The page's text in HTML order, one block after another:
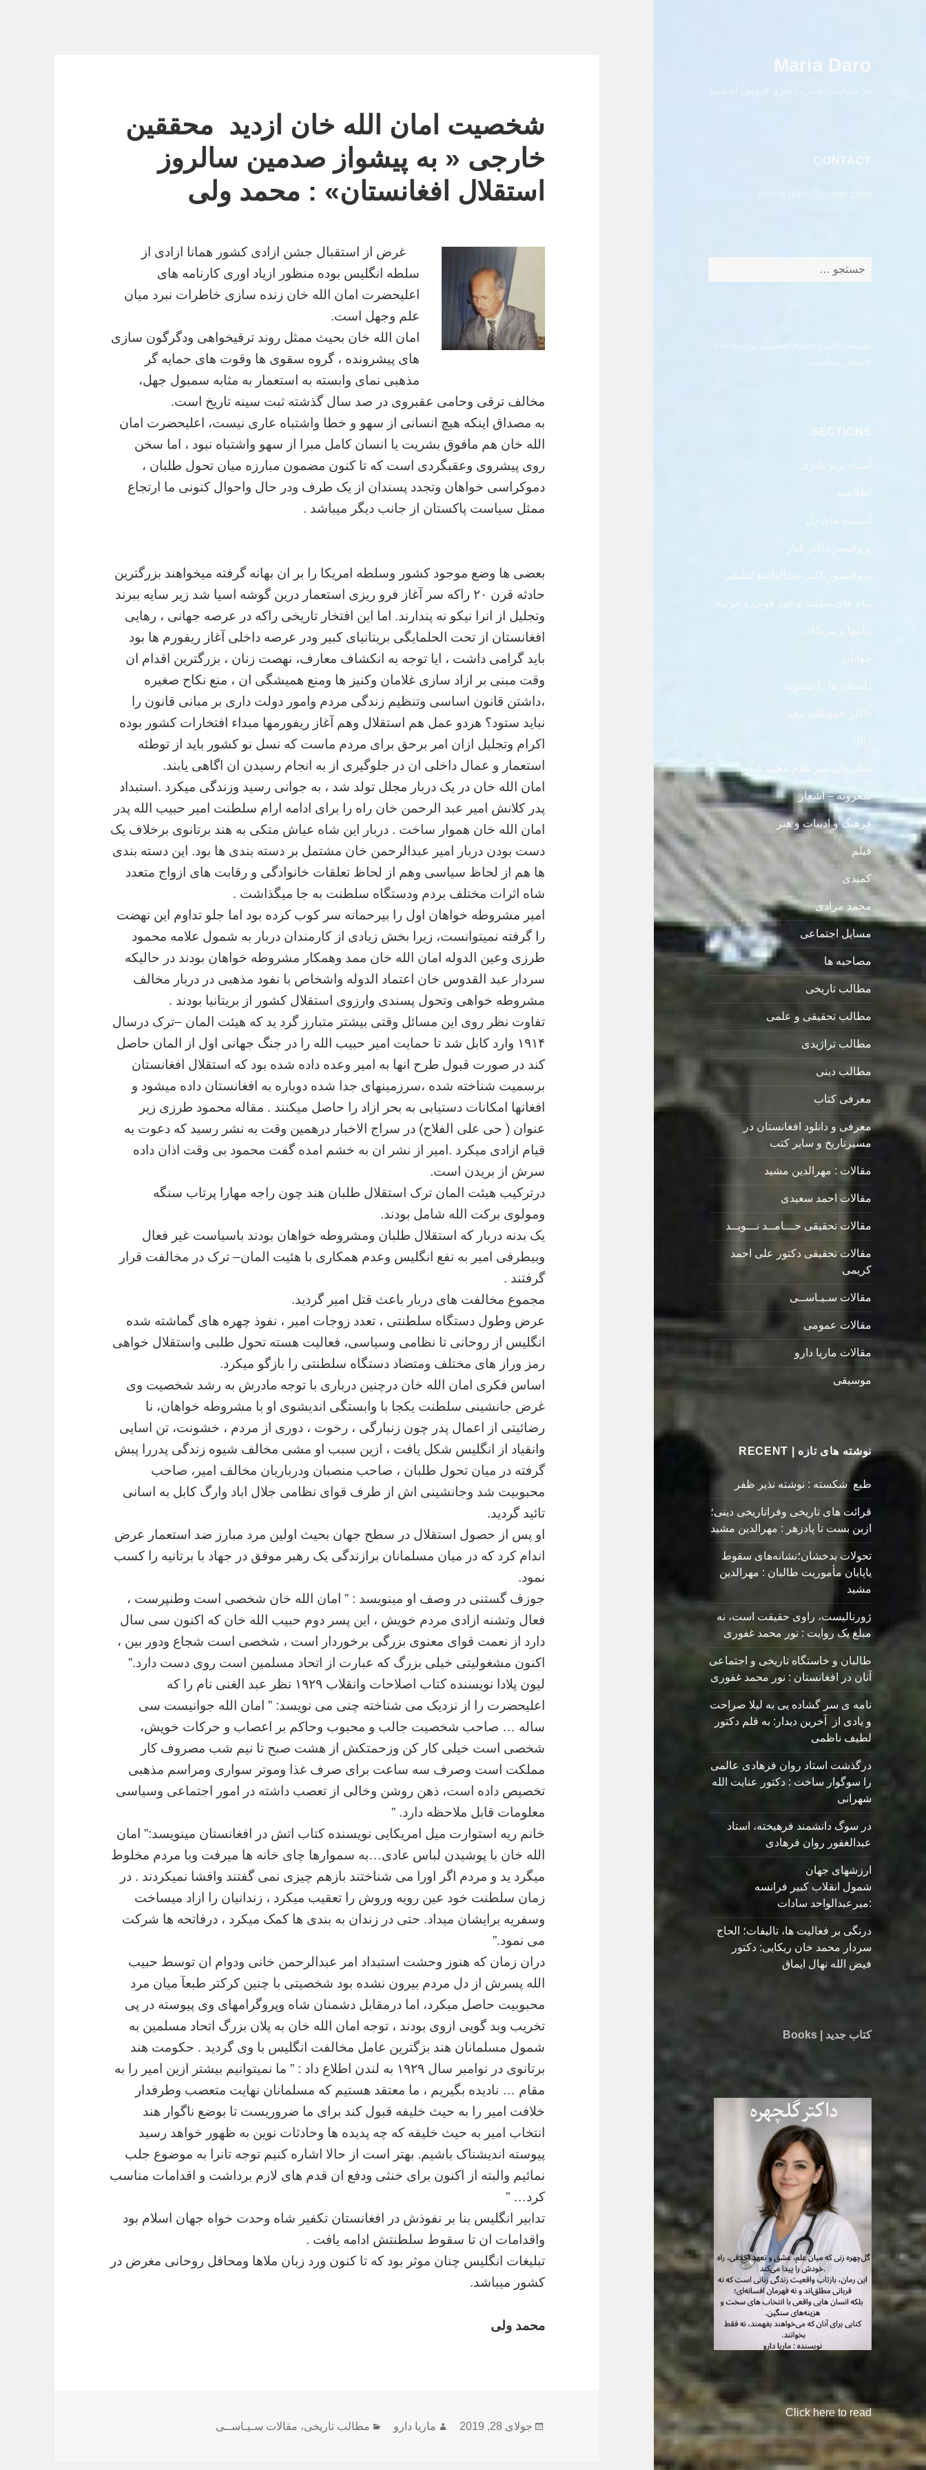
Maria Daro
در سـایـت مـاریـا دارو خـوش آمـدیـد
CONTACT
برای:
نویسندگان محترم مسؤل نوشته های
SECTIONS
استاد پرتو نادری
اطلاعیه
اندیشه های دل
پروفیسر داکتر غبار
پروفیسورداکتر عبدالواسع لطیفی
پیام های سلیت و خبر فوتی و مرثیه
پیامها و تبریکات
جوانان
داستان ها را بشنوید
داکتر حمیدالله مفید
زنان
شادروان میر غلام محمد غبار
شعرونه – اشعار
فرهنگ و ادبیات و هنر
فیلم
کمیدی
محمد مرادی
مسایل اجتماعی
مصاحبه ها
مطالب تاریخی
مطالب تحقیقی و علمی
مطالب تراژیدی
مطالب دینی
معرفی کتاب
معرفی و دانلود افغانستان در
مسیرتاریخ و سایر کتب
مقالات : مهرالدین مشید
مقالات احمد سعیدی
مقالات تحقیقی حـــامــد نـــویــد
مقالات تحقیقی دکتور علی احمد
کریمی
مقالات سـیـاســی
مقالات عمومی
مقالات ماریا دارو
موسیقی
نوشته های تازه | RECENT
طبع شکسته : نوشته نذیر ظفر
قرائت های تاریخی وفراتاریخی دینی؛
ازبن بست تا پادزهر : مهرالدین مشید
تحولات بدخشان؛نشانه‌های سقوط
یاپایان مأموریت طالبان : مهرالدین
مشید
ژورنالیست، راوی حقیقت است، نه
مبلغ یک روایت : نور محمد غفوری
طالبان و خاستگاه تاریخی و اجتماعی
آنان در افغانستان : نور محمد غفوری
نامه ی سر گشاده يی به ليلا صراحت
و یادی از آخرین دیدار: به قلم دکتور
لطیف ناظمی
درگذشت استاد روان فرهادی عالمی
را سوگوار ساخت : دکتور عنایت الله
شهرانی
در سوگ دانشمند فرهیخته، استاد
عبدالغفور روان فرهادی
ارزشهای جهان
شمول انقلاب کبیر فرانسه
:میرعبدالواحد سادات
درنگی بر فعالیت ها، تالیفات؛ الحاج
سردار محمد خان ریکایی: دکتور
فیض الله نهال ایماق
کتاب جدید | Books
Click here to read
شخصیت‌ امان الله خان ازدید محققین
خارجی « به پیشواز صدمین سالروز
استقلال افغانستان» : محمد ولی
غرض از استقبال جشن ازادی کشور همانا ازادی از
سلطه انگلیس بوده منظور ازیاد اوری کارنامه های
اعلیحضرت امان الله خان زنده سازی خاطرات نبرد میان
علم وجهل است.
امان
الله خان بحیث ممثل روند ترقیخواهی ودگرگون سازی
های پیشرونده ، گروه سقوی ها وقوت های حمایه گر
مذهبی نمای وابسته به استعمار به مثابه سمبول جهل،
مخالف ترقی وحامی عقبروی در صد سال گذشته ثبت سینه تاریخ است.
به مصداق اینکه هیچ انسانی از سهو و خطا واشتباه عاری نیست، اعلیحضرت امان
الله خان هم مافوق بشریت یا انسان کامل مبرا از سهو واشتباه نبود ، اما سخن
روی پیشروی وعقبگردی است که تا کنون مضمون مبارزه میان تحول طلبان ،
دموکراسی خواهان وتجدد پسندان از یک طرف ودر حال واحوال کنونی ما ارتجاع
ممثل سیاست پاکستان از جانب دیگر میباشد .
بعضی ها وضع موجود کشور وسلطه امریکا را بر ان بهانه گرفته میخواهند بزرگترین
حادثه قرن ۲۰ راکه سر آغاز فرو ریزی استعمار درین گوشه اسیا شد زیر سایه ببرند
وتجلیل از انرا نیکو نه پندارند. اما این افتخار تاریخی راکه در عرصه جهانی ، رهایی
افغانستان از تحت الحلمایگی بریتانیای کبیر ودر عرصه داخلی آغاز ریفورم ها بود
باید گرامی داشت ، ایا توجه به انکشاف معارف، نهصت زنان ، بزرگترین اقدام ان
وقت مبنی بر ازاد سازی غلامان وکنیز ها ومنع همیشگی ان ، منع نکاح صغیره
،داشتن قانون اساسی وتنظیم زندگی مردم وامور دولت داری بر مبانی قانون را
نباید ستود؟ هردو عمل هم استقلال وهم آغاز ریفورمها مبداء افتخارات کشور بوده
اکرام وتجلیل ازان امر برحق برای مردم ماست که نسل نو کشور باید از توطئه
استعمار و عمال داخلی ان در جلوگیری از به انجام رسیدن ان اگاهی یابند.
امان
الله خان در یک دربار مجلل تولد شد ، به جوانی رسید وزندگی میکرد . استبداد
پدر کلانش امیر عبد الرحمن خان راه را برای ادامه ارام سلطنت امیر حبیب الله پدر
امان
الله خان هموار ساخت .دربار این شاه عیاش متکی به هند برتانوی برخلاف یک
دست بودن دربار امیر عبدالرحمن خان مشتمل بر دسته بندی ها بود. این دسته بندی
ها هم از لحاظ سیاسی وهم از لحاظ تعلقات خانوادگی و رقابت های ازواج متعدد
شاه اثرات مختلف بردم ودستگاه سلطنت به جا میگذاشت .
امیر مشروطه خواهان اول را بیرحمانه سر کوب کرده بود اما جلو تداوم این نهضت
را
گرفته نمیتوانست، زیرا بخش زیادی از کارمندان دربار به شمول علامه محمود
طرزی وعین الدوله امان الله خان ممد وهمکار مشروطه خواهان بودند در حالیکه
سردار عبد القدوس خان اعتماد الدوله واشخاص با نفود مذهبی در دربار مخالف
مشروطه خواهی وتحول پسندی وارزوی استقلال کشور از بریتانیا بودند .
تفاوت نظر روی این مسائل وقتی بیشتر متبارز گرد ید که هیئت المان –ترک درسال
۱۹۱۴ وارد کابل شد تا حمایت امیر حبیب الله را در جنگ جهانی اول از المان حاصل
کند در صورت قبول طرح انها به امیر وعده داده شده بود که استقلال افغانستان
برسمیت شناخته شده ،سرزمینهای جدا شده دوباره به افغانستان داده میشود و
افغانها امکانات دستیابی به بحر ازاد را حاصل میکنند . مقاله محمود طرزی زیر
عنوان ( حی علی الفلاح)در سراج الاخبار درهمین وقت به نشر رسید که دعوت به
قیام ازادی میکرد . امیر از نشر ان به خشم امده گفت محمود بی وقت اذان داده
سرش از بریدن است.
درترکیب هیئت المان ترک استقلال طلبان هند چون راجه مهارا پرتاب سنگه
ومولوی برکت الله شامل بودند.
یک بدنه دربار که استقلال طلبان ومشروطه خواهان بودند باسیاست غیر فعال
وبیطرفی امیر به نفع انگلیس وعدم همکاری با هئیت المان–ترک در مخالفت قرار
گرفتند .
مجموع مخالفت های دربار باعث قتل امیر گردید.
عرض وطول دستگاه سلطنتی ، تعدد زوجات امیر ، نفوذ چهره های گماشته شده
انگلیس از روحانی تا نظامی وسیاسی، فعالیت هسته تحول طلبی واستقلال خواهی
رمز وراز های مختلف ومتضاد دستگاه سلطنتی را بازگو میکرد.
اساس فکری امان الله خان درچنین درباری با توجه مادرش به رشد شخصیت وی
غرض جانشینی سلطنت یکجا با وابستگی اندیشوی او با مشروطه خواهان، نا
رضائیتی از اعمال پدر چون زنبارگی ، رخوت ، دوری از مردم ، خشونت، تن اسایی
وانقیاد از انگلیس شکل یافت ، ازین سبب او مشی مخالف شیوه زندگی پدررا
پبش
گرفته در میان تحول طلبان ، صاحب منصبان ودرباریان مخالف امیر، صاحب
محبوبیت شد وجانشینی اش از طرف قوای نظامی جلال اباد وارگ کابل به اسانی
تائید گردید.
او پس از حصول استقلال در سطح جهان بحیث اولین مرد مبارز ضد استعمار عرض
اندام کرد که در میان مسلمانان برازندگی یک رهبر موفق در جهاد با برتانیه را
کسب
نمود.
جوزف گستنی در وصف او مینویسد : ” امان الله خان شخصی است وطنپرست ،
فعال وتشنه ازادی مردم خویش ، این پسر دوم حبیب الله خان که اکنون سی سال
دارد از نعمت قوای معنوی بزرگی برخوردار است ، شخصی است شجاع ودور بین ،
اکنون مشغولیتی خیلی بزرگ که عبارت از اتحاد مسلمین است روی دست دارد.”
لیون پلادا نویسنده کتاب اصلاحات وانقلاب ۱۹۲۹ نظر عبد الغنی نام را
که
اعلیحضرت را از نزدیک می شناخته چنی می نویسد: ” امان الله جوانیست سی
ساله … صاحب شخصیت جالب و محبوب وحاکم بر اعصاب و حرکات خویش،
شخصی است خیلی کار کن وزحمتکش از هشت صبح تا نیم شب مصروف کار
مملکت است وصرف سه ساعت برای صرف غذا وموتر سواری ومراسم مذهبی
تخصیص داده است، ذهن روشن وخالی از تعصب داشته در امور اجتماعی وسیاسی
معلومات قابل ملاحظه دارد. ”
خانم ریه استوارت میل امریکایی نویسنده کتاب اتش در افغانستان مینویسد:” امان
الله خان با پوشیدن لباس عادی…به سموارها چای خانه ها میرفت وبا مردم مخلوط
میگرد ید و مردم اگر اورا می شناختند بازهم چیزی نمی گفتند وافشا نمیکردند .در
زمان سلطنت خود عین رویه وروش را تعقیب میکرد ، زندانیان را ازاد میساخت
وسفریه برایشان میداد. حتی در زندان به بندی ها کمک میکرد ، درفاتحه ها شرکت
می نمود.”
دران زمان که هنوز وحشت استبداد امر عبدالرحمن خانی ودوام ان توسط حبیب
الله پسرش از دل مردم بیرون نشده بود شخصیتی با چنین کرکتر طبعآ میان مرد
محبوبیت حاصل میکرد، اما درمقابل دشمنان شاه وپروگرامهای وی پیوسته در پی
تخریب وبد گویی ازوی بودند ، توجه امان الله خان به پلان بزرگ اتحاد مسلمین به
شمول مسلمانان هند بزگترین عامل مخالفت انگلیس با وی گردید . حکومت هند
برتانوی در نوامبر سال ۱۹۲۹ به لندن اطلاع داد : ” ما نمیتوانیم بیشتر ازین امیر را
به
مقام … نادیده بگیریم ، ما معتقد هستیم که مسلمانان نهایت متعصب وطرفدار
خلافت امیر را به حیث خلیفه قبول کند برای ما ضروریست تا بوضع ناگوار هند
انتخاب امیر به حیث خلیفه که چه پدیده ها وحادثات نوین به ظهور خواهد رسید
پیوسته اندیشناک باشیم. بهتر است از حالا اشاره کنیم توجه تانرا به موضوع جلب
نمائیم والبته از اکنون برای خنثی ودفع ان قدم های لازم برداشت و اقدامات مناسب
کرد… ”
تدابیر
انگلیس بنا بر نفوذش در افغانستان تکفیر شاه وحدت خواه جهان اسلام بود
واقدامات ان تا سقوط سلطنتش ادامه یافت .
تبلیغات انگلیس چنان موثر بود که تا کنون ورد زبان ملاها ومحافل روحانی مغرض در
کشور میباشد.
محمد ولی
ارسال
جولای 28, 2019 نویسنده
ماریا دارو دسته‌ها
مطالب تاریخی، مقالات سـیـاســی